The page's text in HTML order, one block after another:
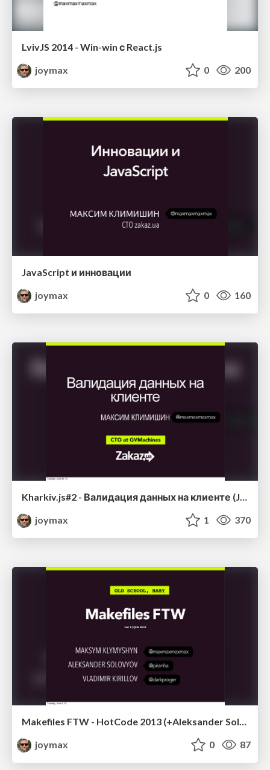
LvivJS 2014 - Win-win с React.js
joymax
0 200
JavaScript и инновации
joymax
0 160
Kharkiv.js#2 - Валидация данных на клиенте (JavaScript)
joymax
1 370
Makefiles FTW - HotCode 2013 (+Aleksander Solovyov and Vladimir Kirillov)
joymax
0 87